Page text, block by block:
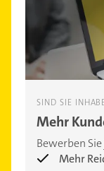
SIND SIE
Mehr
Bewerben
Mehr